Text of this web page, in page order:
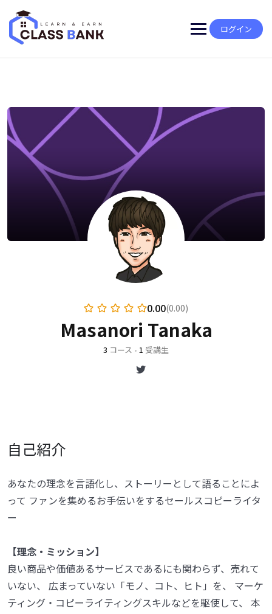
content
ログイン
0.00(0.00)
Masanori Tanaka
3 コース • 1 受講生
自己紹介
あなたの理念を言語化し、ストーリーとして語ることによ
って ファンを集めるお手伝いをするセールスコピーライタ
ー
【理念・ミッション】
良い商品や価値あるサービスであるにも関わらず、売れて
いない、 広まっていない「モノ、コト、ヒト」を、 マーケ
ティング・コピーライティングスキルなどを駆使して、 本